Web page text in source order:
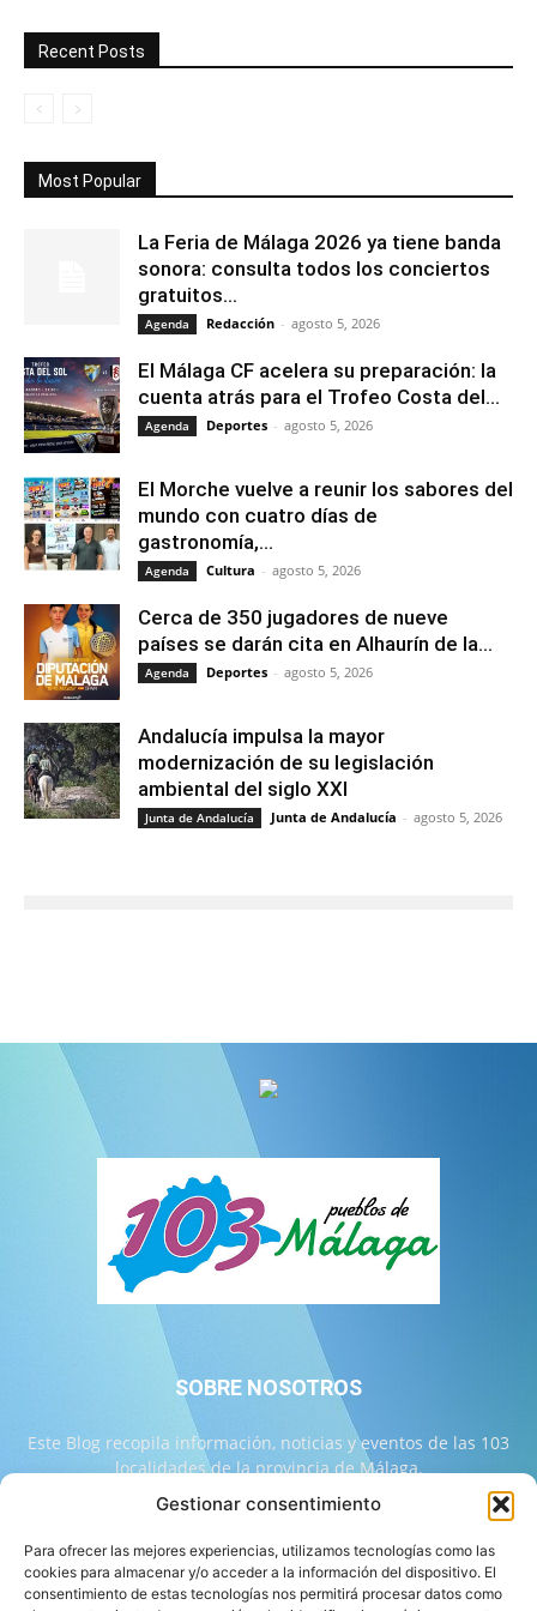
Gestionar consentimiento
Para ofrecer las mejores experiencias, utilizamos tecnologías como las
cookies para almacenar y/o acceder a la información del dispositivo. El
consentimiento de estas tecnologías nos permitirá procesar datos como
Recent Posts
Most Popular
La Feria de Málaga 2026 ya tiene banda
sonora: consulta todos los conciertos
gratuitos...
Agenda Redacción - agosto 5, 2026
El Málaga CF acelera su preparación: la
cuenta atrás para el Trofeo Costa del...
Agenda Deportes - agosto 5, 2026
El Morche vuelve a reunir los sabores del
mundo con cuatro días de
gastronomía,...
Agenda Cultura - agosto 5, 2026
Cerca de 350 jugadores de nueve
países se darán cita en Alhaurín de la...
Agenda Deportes - agosto 5, 2026
Andalucía impulsa la mayor
modernización de su legislación
ambiental del siglo XXI
Junta de Andalucía Junta de Andalucía - agosto 5, 2026
SOBRE NOSOTROS
Este Blog recopila información, noticias y eventos de las 103
localidades de la provincia de Málaga.
Contáctanos: info@103malaga.com